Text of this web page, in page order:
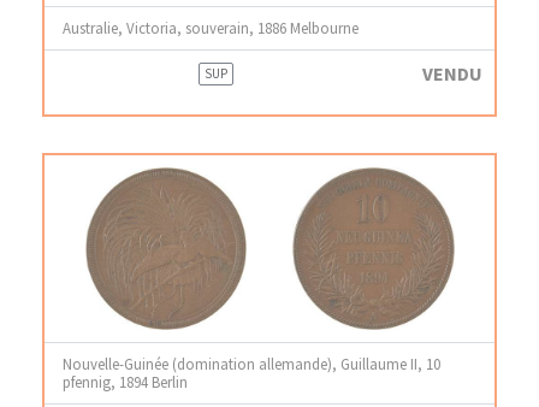
Australie, Victoria, souverain, 1886 Melbourne
SUP VENDU
Nouvelle-Guinée (domination allemande), Guillaume II, 10
pfennig, 1894 Berlin